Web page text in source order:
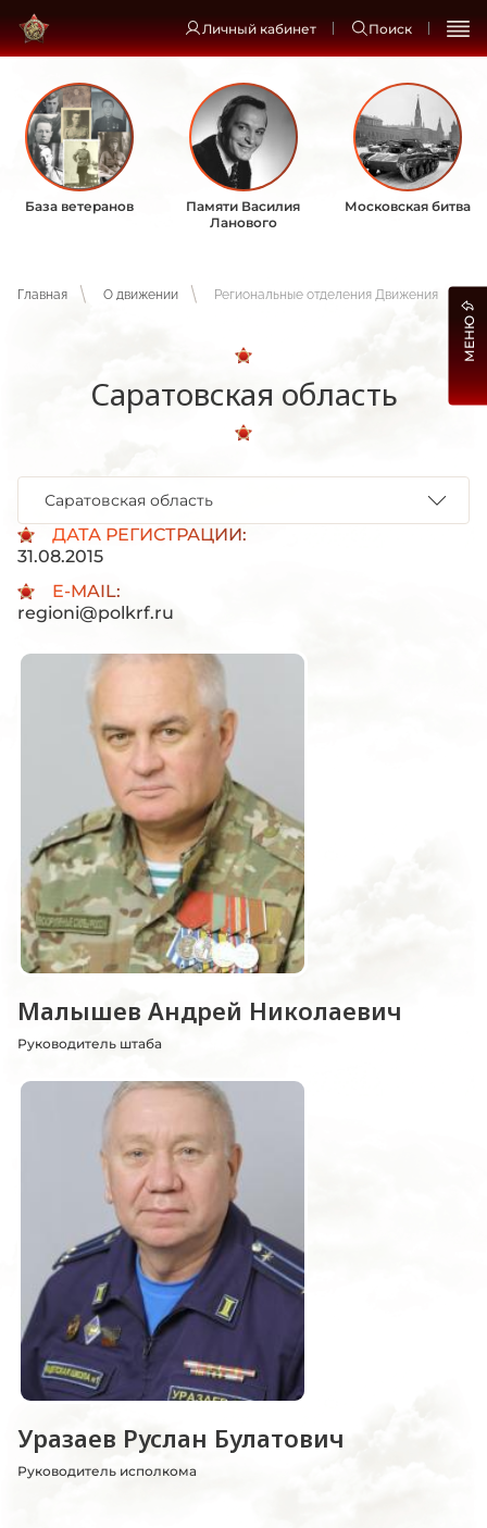
Личный кабинет Поиск
База ветеранов
Памяти Василия
Ланового
Московская битва
Главная О движении Региональные отделения Движения
Саратовская область
ДАТА РЕГИСТРАЦИИ:
31.08.2015
E-MAIL:
regioni@polkrf.ru
Саратовская область
Малышев Андрей Николаевич
Руководитель штаба
Уразаев Руслан Булатович
Руководитель исполкома
МЕНЮ